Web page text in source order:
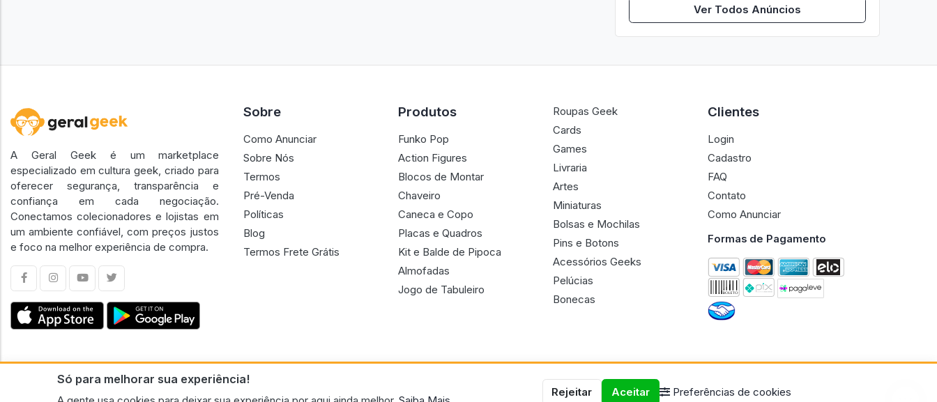
Ver Todos Anúncios
Só para melhorar sua experiência!
Rejeitar Aceitar Preferências de cookies
A Geral Geek é um marketplace
especializado em cultura geek, criado para
oferecer segurança, transparência e
confiança em cada negociação.
Conectamos colecionadores e lojistas em
um ambiente confiável, com preços justos
e foco na melhor experiência de compra.
Sobre
Como Anunciar
Sobre Nós
Termos
Pré-Venda
Políticas
Blog
Termos Frete Grátis
Produtos
Funko Pop
Action Figures
Blocos de Montar
Chaveiro
Caneca e Copo
Placas e Quadros
Kit e Balde de Pipoca
Almofadas
Jogo de Tabuleiro
Roupas Geek
Cards
Games
Livraria
Artes
Miniaturas
Bolsas e Mochilas
Pins e Botons
Acessórios Geeks
Pelúcias
Bonecas
Clientes
Login
Cadastro
FAQ
Contato
Como Anunciar
Formas de Pagamento
CNPJ n.º 30.220.458/0001-17 - GERAL GEEK PORTAL ELETRONICO LTDA.